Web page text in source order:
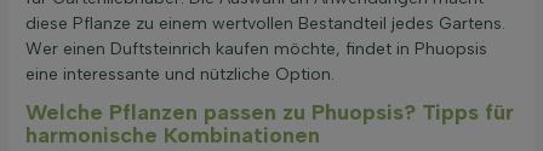
diese Pflanze zu einem wertvollen Bestandteil jedes Gartens.
Wer einen Duftsteinrich kaufen möchte, findet in Phuopsis
eine interessante und nützliche Option.
Welche Pflanzen passen zu Phuopsis? Tipps für
harmonische Kombinationen